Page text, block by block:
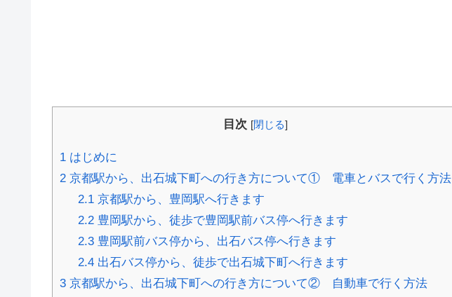
目次 [閉じる]
1 はじめに
2 京都駅から、出石城下町への行き方について① 電車とバスで行く方法
2.1京都駅から、豊岡駅へ行きます
2.2豊岡駅から、徒歩で豊岡駅前バス停へ行きます
2.3豊岡駅前バス停から、出石バス停へ行きます
2.4出石バス停から、徒歩で出石城下町へ行きます
3 京都駅から、出石城下町への行き方について② 自動車で行く方法